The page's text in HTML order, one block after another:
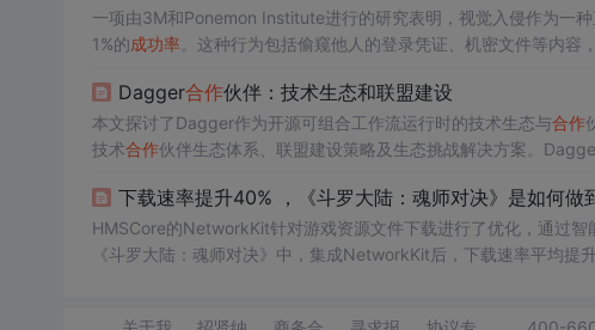
一项由3M和Ponemon Institute进行的研究表明，视觉入侵作为一
1%的成功率 。这种行为包括偷窥他人的登录凭证、机密文件等内容
Dagger合作伙伴：技术生态和联盟建设
本文探讨了Dagger作为开源可组合工作流运行时的技术生态与合作
技术合作伙伴生态体系、联盟建设策略及生态挑战解决方案。
下载速率提升40% ，《斗罗大陆：魂师对决》是如何做
HMSCore的NetworkKit针对游戏资源文件下载进行了优化，通过智
《斗罗大陆：魂师对决》中，集成NetworkKit后，下载速率平均提